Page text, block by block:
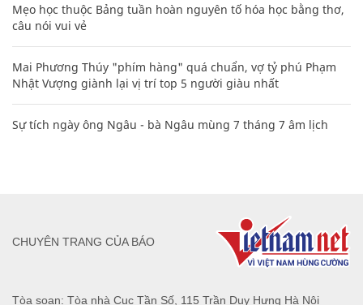
Mẹo học thuộc Bảng tuần hoàn nguyên tố hóa học bằng thơ,
câu nói vui vẻ
Mai Phương Thúy "phím hàng" quá chuẩn, vợ tỷ phú Phạm
Nhật Vượng giành lại vị trí top 5 người giàu nhất
Sự tích ngày ông Ngâu - bà Ngâu mùng 7 tháng 7 âm lịch
Tòa soạn: Tòa nhà Cục Tần Số, 115 Trần Duy Hưng Hà Nội
CHUYÊN TRANG CỦA BÁO